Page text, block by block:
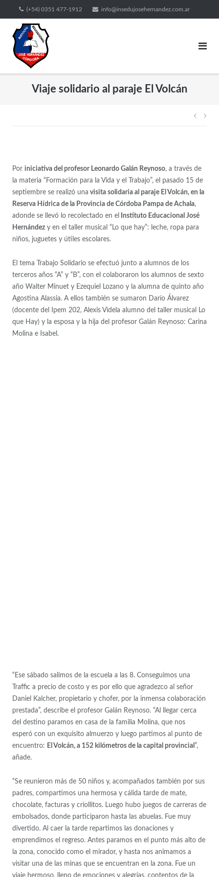
(+54) 0351 477-1912 info@insedujosehernandez.com.ar
Viaje solidario al paraje El Volcán
Por iniciativa del profesor Leonardo Galán Reynoso, a través de
la materia “Formación para la Vida y el Trabajo”, el pasado 15 de
septiembre se realizó una visita solidaria al paraje El Volcán, en la
Reserva Hídrica de la Provincia de Córdoba Pampa de Achala,
adonde se llevó lo recolectado en el
Instituto Educacional José
Hernándezy en el taller musical “Lo que hay”: leche, ropa para
niños, juguetes y útiles escolares.
El tema Trabajo Solidario se efectuó junto a alumnos de los
terceros años “A” y “B”, con el colaboraron los alumnos de sexto
año Walter Minuet y Ezequiel Lozano y la alumna de quinto año
Agostina Alassia. A ellos también se sumaron Darío Álvarez
(docente del Ipem 202, Alexis Videla alumno del taller musical Lo
que Hay) y la esposa y la hija del profesor Galán Reynoso: Carina
Molina e Isabel.
“Ese sábado salimos de la escuela a las 8. Conseguimos una
Traffic a precio de costo y es por ello que agradezco al señor
Daniel Kalcher, propietario y chofer, por la inmensa colaboración
prestada”, describe el profesor Galán Reynoso. “Al llegar cerca
del destino paramos en casa de la familia Molina, que nos
esperó con un exquisito almuerzo y luego partimos al punto de
encuentro: El Volcán, a 152 kilómetros de la capital provincial ”,
añade.
“Se reunieron más de 50 niños y, acompañados también por sus
padres, compartimos una hermosa y cálida tarde de mate,
chocolate, facturas y criollitos. Luego hubo juegos de carreras de
embolsados, donde participaron hasta las abuelas. Fue muy
divertido. Al caer la tarde repartimos las donaciones y
emprendimos el regreso. Antes paramos en el punto más alto de
la zona, conocido como el mirador, y hasta nos animamos a
visitar una de las minas que se encuentran en la zona. Fue un
viaje hermoso, lleno de emociones y alegrías, contentos de la